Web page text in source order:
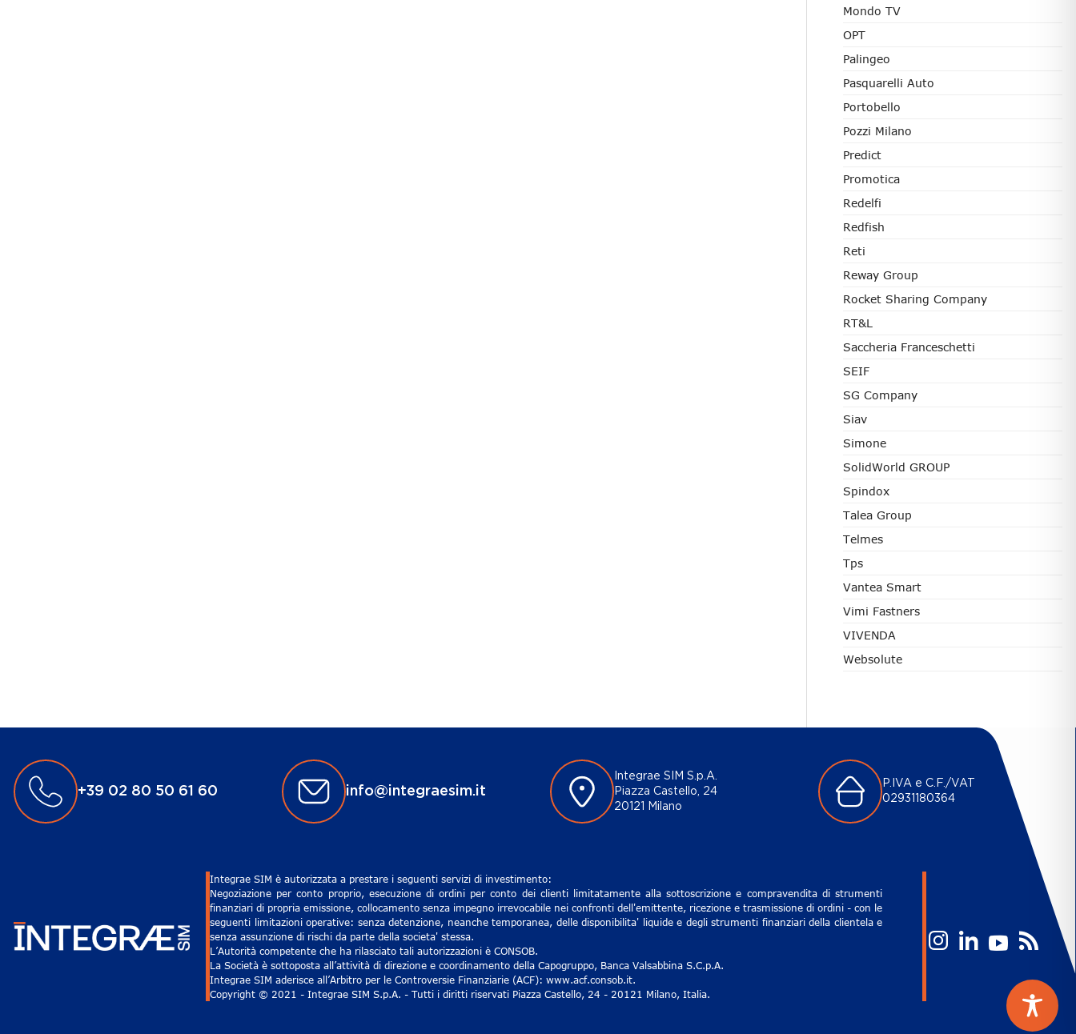
Mondo TV
OPT
Palingeo
Pasquarelli Auto
Portobello
Pozzi Milano
Predict
Promotica
Redelfi
Redfish
Reti
Reway Group
Rocket Sharing Company
RT&L
Saccheria Franceschetti
SEIF
SG Company
Siav
Simone
SolidWorld GROUP
Spindox
Talea Group
Telmes
Tps
Vantea Smart
Vimi Fastners
VIVENDA
Websolute
+39 02 80 50 61 60 info@integraesim.it
Integrae SIM S.p.A.
Piazza Castello, 24
20121 Milano
P.IVA e C.F./VAT
02931180364
Integrae SIM è autorizzata a prestare i seguenti servizi di investimento:
Negoziazione per conto proprio, esecuzione di ordini per conto dei clienti limitatamente alla sottoscrizione e compravendita di strumenti
finanziari di propria emissione, collocamento senza impegno irrevocabile nei confronti dell'emittente, ricezione e trasmissione di ordini - con le
seguenti limitazioni operative: senza detenzione, neanche temporanea, delle disponibilita' liquide e degli strumenti finanziari della clientela e
senza assunzione di rischi da parte della societa' stessa.
L’Autorità competente che ha rilasciato tali autorizzazioni è CONSOB.
La Società è sottoposta all’attività di direzione e coordinamento della Capogruppo, Banca Valsabbina S.C.p.A.
Integrae SIM aderisce all’Arbitro per le Controversie Finanziarie (ACF): www.acf.consob.it.
Copyright © 2021 - Integrae SIM S.p.A. - Tutti i diritti riservati Piazza Castello, 24 - 20121 Milano, Italia.